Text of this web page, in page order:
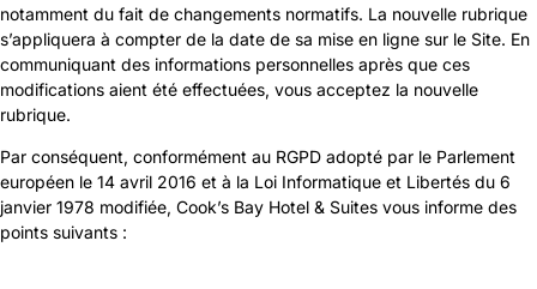
notamment du fait de changements normatifs. La nouvelle rubrique
s’appliquera à compter de la date de sa mise en ligne sur le Site. En
communiquant des informations personnelles après que ces
modifications aient été effectuées, vous acceptez la nouvelle
rubrique.
Par conséquent, conformément au RGPD adopté par le Parlement
européen le 14 avril 2016 et à la Loi Informatique et Libertés du 6
janvier 1978 modifiée, Cook’s Bay Hotel & Suites vous informe des
points suivants :